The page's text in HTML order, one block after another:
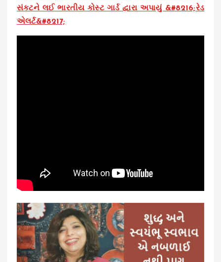
સંકટને લઈ ભારતીય કોસ્ટ ગાર્ડ દ્વારા અપાયું &#8216;રેડ
એલર્ટ&#8217;